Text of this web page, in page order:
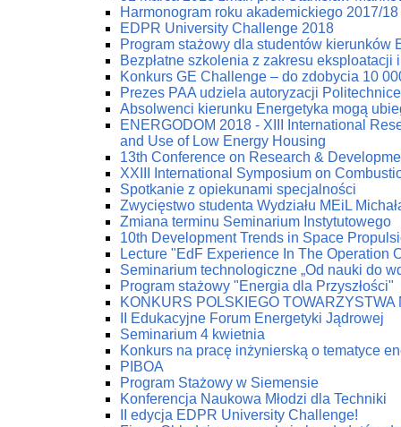
Harmonogram roku akademickiego 2017/18
EDPR University Challenge 2018
Program stażowy dla studentów kierunków
Bezpłatne szkolenia z zakresu
Konkurs GE Challenge – do zdobycia 10
Prezes PAA udziela autoryzacji
Absolwenci kierunku Energetyka mogą
ENERGODOM 2018 - XIII International
and Use of Low Energy Housing
13th Conference on Research &
XXIII International Symposium on
Spotkanie z opiekunami specjalności
Zwycięstwo studenta Wydziału MEiL
Zmiana terminu Seminarium Instytutowego
10th Development Trends in Space
Lecture "EdF Experience In The Operation
Seminarium technologiczne „Od nauki do
Program stażowy "Energia dla Przyszłości"
KONKURS POLSKIEGO
II Edukacyjne Forum Energetyki Jądrowej
Seminarium 4 kwietnia
Konkurs na pracę inżynierską o tematyce
PIBOA
Program Stażowy w Siemensie
Konferencja Naukowa Młodzi dla Techniki
II edycja EDPR University Challenge!